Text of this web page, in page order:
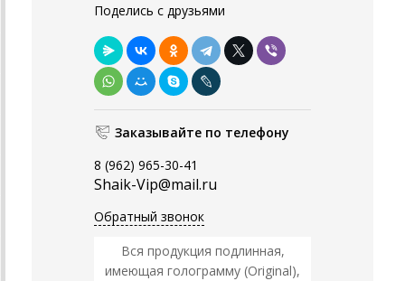
Поделись с друзьями
Заказывайте по телефону
8 (962) 965-30-41
Shaik-Vip@mail.ru
Обратный звонок
Вся продукция подлинная,
имеющая голограмму (Original),